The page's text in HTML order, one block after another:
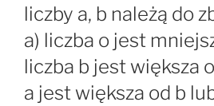
liczby a, b należą do
a) liczba o jest
liczba b jest większa
a jest większa od b